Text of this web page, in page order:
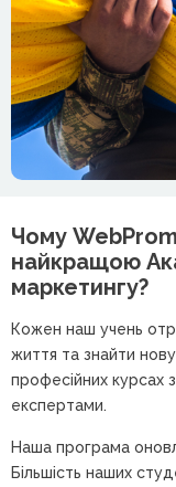
Чому
найкращою
маркетингу?
Кожен наш учень
життя та знайти
професійних курсах
експертами.
Наша програма
Більшість наших